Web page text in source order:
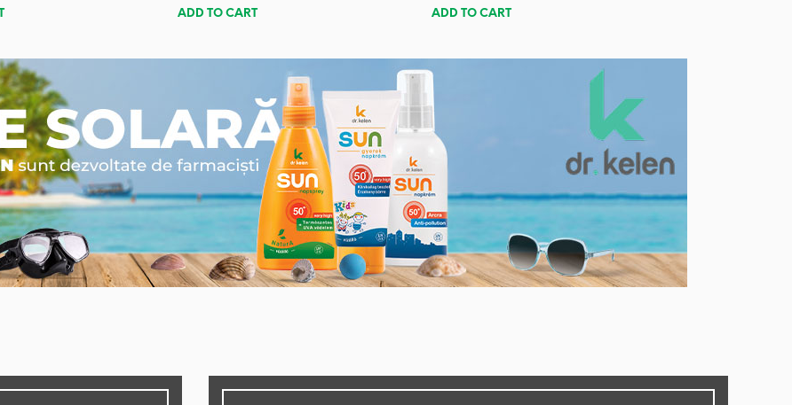
ADD TO CART
ADD TO CART